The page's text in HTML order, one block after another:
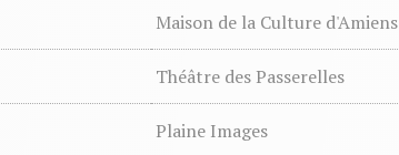
Maison de la Culture d'Amiens
Théâtre des Passerelles
Plaine Images